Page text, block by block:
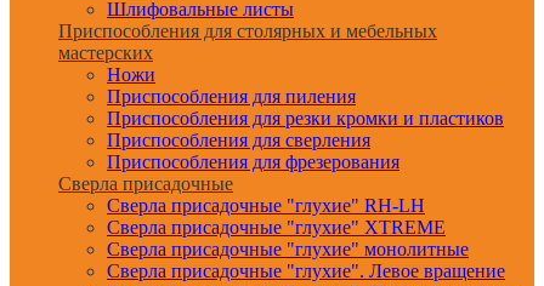
Шлифовальные листы
Приспособления для столярных и мебельных
мастерских
Ножи
Приспособления для пиления
Приспособления для резки кромки и пластиков
Приспособления для сверления
Приспособления для фрезерования
Сверла присадочные
Сверла присадочные "глухие" RH-LH
Сверла присадочные "глухие" XTREME
Сверла присадочные "глухие" монолитные
Сверла присадочные "глухие". Левое вращение